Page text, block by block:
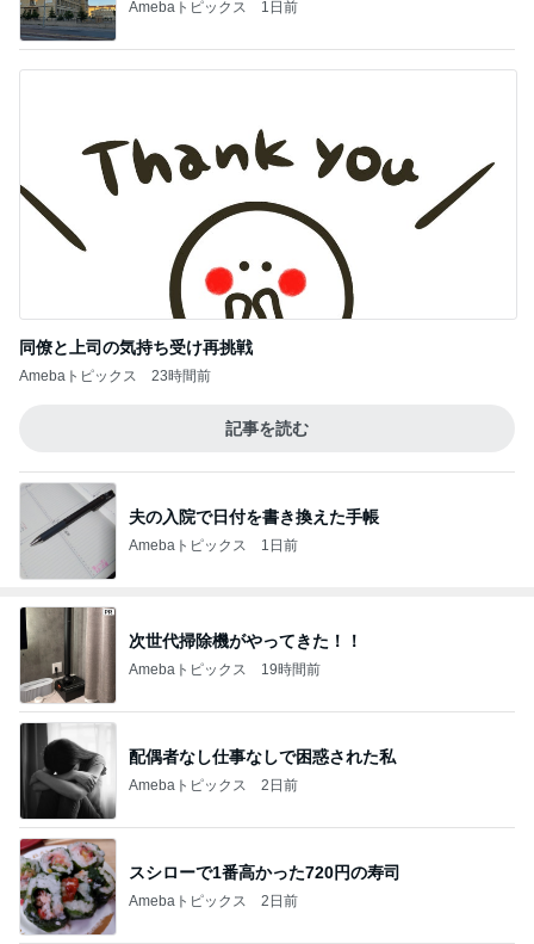
Amebaトピックス 1日前
同僚と上司の気持ち受け再挑戦
Amebaトピックス 23時間前
記事を読む
夫の入院で日付を書き換えた手帳
Amebaトピックス 1日前
次世代掃除機がやってきた！！
Amebaトピックス 19時間前
配偶者なし仕事なしで困惑された私
Amebaトピックス 2日前
スシローで1番高かった720円の寿司
Amebaトピックス 2日前